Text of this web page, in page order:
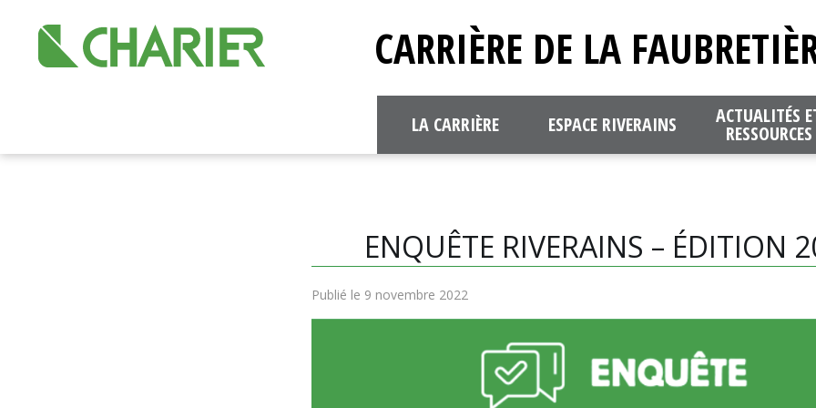
CARRIÈRE DE LA
LA CARRIÈRE ESPACE RIVERAINS ACTUALITÉS
RESSOURCES
ENQUÊTE RIVERAINS – ÉDITION
Publié le 9 novembre 2022